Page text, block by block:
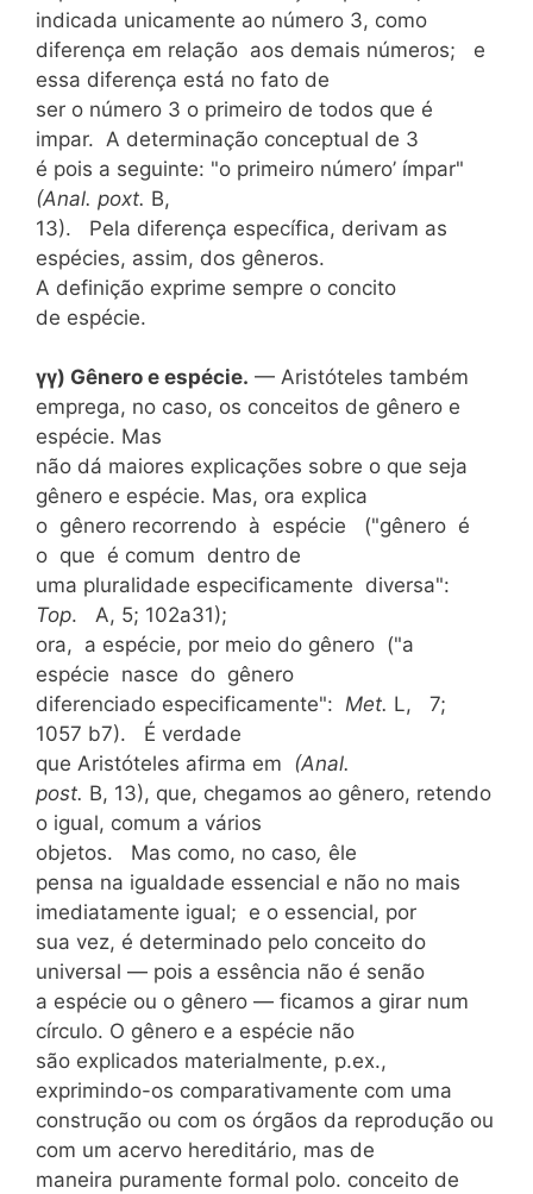
indicada unicamente ao número 3, como
diferença em relação aos demais números; e
essa diferença está no fato de
ser o número 3 o primeiro de todos que é
impar. A determinação conceptual de 3
é pois a seguinte: "o primeiro número’ ímpar"
(Anal. poxt. B,
13). Pela diferença específica, derivam as
espécies, assim, dos gêneros.
A definição exprime sempre o concito
de espécie.
γγ) Gênero e espécie. — Aristóteles também
emprega, no caso, os conceitos de gênero e
espécie. Mas
não dá maiores explicações sobre o que seja
gênero e espécie. Mas, ora explica
o gênero recorrendo à espécie ("gênero é
o que é comum dentro de
uma pluralidade especificamente diversa":
Top. A, 5; 102a31);
ora, a espécie, por meio do gênero ("a
espécie nasce do gênero
diferenciado especificamente": Met. L, 7;
1057 b7). É verdade
que Aristóteles afirma em (Anal.
post. B, 13), que, chegamos ao gênero, retendo
o igual, comum a vários
objetos. Mas como, no caso, êle
pensa na igualdade essencial e não no mais
imediatamente igual; e o essencial, por
sua vez, é determinado pelo conceito do
universal — pois a essência não é senão
a espécie ou o gênero — ficamos a girar num
círculo. O gênero e a espécie não
são explicados materialmente, p.ex.,
exprimindo-os comparativamente com uma
construção ou com os órgãos da reprodução ou
com um acervo hereditário, mas de
maneira puramente formal polo. conceito de